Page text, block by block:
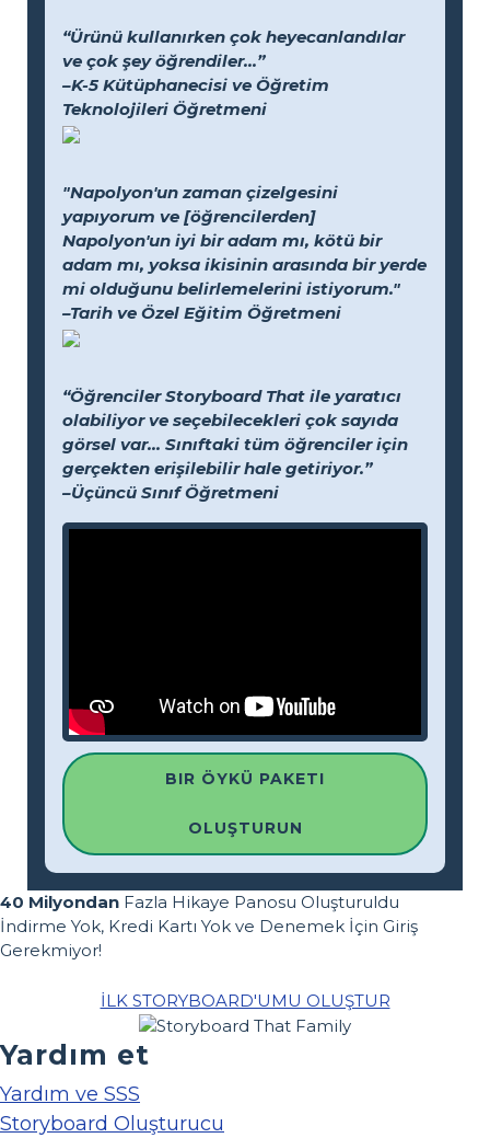
“Ürünü kullanırken çok heyecanlandılar
ve çok şey öğrendiler...”
–K-5 Kütüphanecisi ve Öğretim
Teknolojileri Öğretmeni
"Napolyon'un zaman çizelgesini
yapıyorum ve [öğrencilerden]
Napolyon'un iyi bir adam mı, kötü bir
adam mı, yoksa ikisinin arasında bir yerde
mi olduğunu belirlemelerini istiyorum."
–Tarih ve Özel Eğitim Öğretmeni
“Öğrenciler Storyboard That ile yaratıcı
olabiliyor ve seçebilecekleri çok sayıda
görsel var... Sınıftaki tüm öğrenciler için
gerçekten erişilebilir hale getiriyor.”
–Üçüncü Sınıf Öğretmeni
BIR ÖYKÜ PAKETI
OLUŞTURUN
40 Milyondan Fazla Hikaye Panosu Oluşturuldu
İndirme Yok, Kredi Kartı Yok ve Denemek İçin Giriş
Gerekmiyor!
İLK STORYBOARD'UMU OLUŞTUR
Yardım et
Yardım ve SSS
Storyboard Oluşturucu